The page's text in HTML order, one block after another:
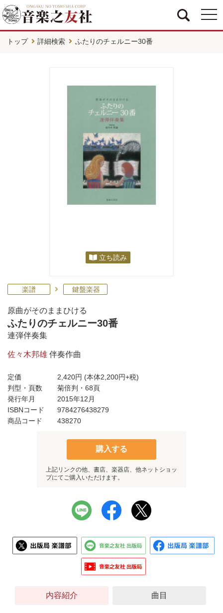
トップ 詳細検索 ふたりのチェルニー30番
立ち読み
楽譜 鍵盤楽器
原曲がそのままひける
ふたりのチェルニー30番
連弾伴奏集
佐々木邦雄 伴奏作曲
定価 2,420円 (本体2,200円+税)
判型・頁数
菊倍判・68頁
発行年月
2015年12月
ISBNコード
9784276438279
商品コード
438270
購入する
上記リンクの他、書店、楽器店、他ネットショッ
プにてご購入いただけます。
内容紹介 曲目